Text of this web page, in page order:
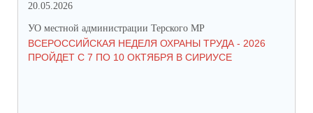
20.05.2026
УО местной администрации Терского МР
ВСЕРОССИЙСКАЯ НЕДЕЛЯ ОХРАНЫ ТРУДА - 2026
ПРОЙДЕТ С 7 ПО 10 ОКТЯБРЯ В СИРИУСЕ